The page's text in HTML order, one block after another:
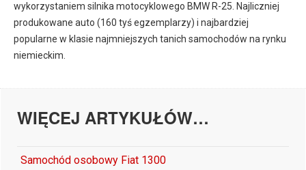
wykorzystaniem silnika motocyklowego BMW R-25. Najliczniej
produkowane auto (160 tyś egzemplarzy) i najbardziej
popularne w klasie najmniejszych tanich samochodów na rynku
niemieckim.
WIĘCEJ ARTYKUŁÓW…
Samochód osobowy Fiat 1300